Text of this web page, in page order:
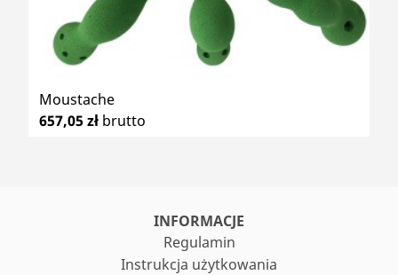
Moustache
657,05 zł brutto
INFORMACJE
Regulamin
Instrukcja użytkowania